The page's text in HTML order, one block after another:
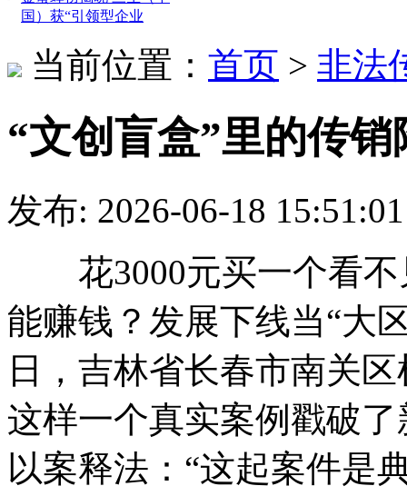
国）获“引领型企业
当前位置： 首页 > 非法
“文创盲盒”里的传销
发布: 2026-06-18
花3000元买一个看不
能赚钱？发展下线当“大
日，吉林省长春市南关
这样一个真实案例戳破
以案释法：“这起案件是